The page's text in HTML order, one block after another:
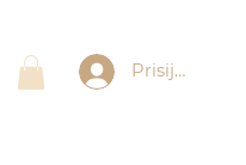
Prisijungti